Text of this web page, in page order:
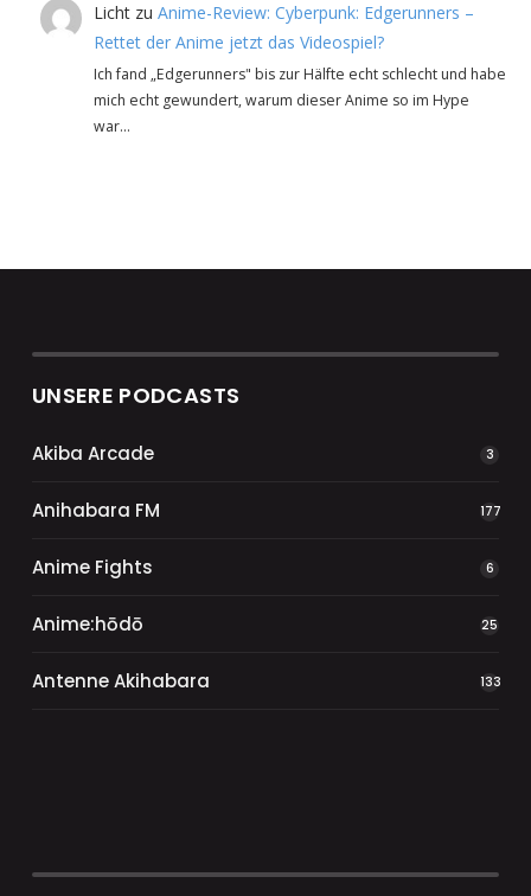
Licht zuAnime-Review: Cyberpunk: Edgerunners –
Rettet der Anime jetzt das Videospiel?
Ich fand „Edgerunners" bis zur Hälfte echt schlecht und habe
mich echt gewundert, warum dieser Anime so im Hype
war…
UNSERE PODCASTS
Akiba Arcade 3
Anihabara FM 177
Anime Fights 6
Anime:hōdō 25
Antenne Akihabara 133